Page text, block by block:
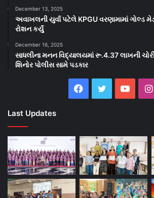
December 13, 2025
અવાખલની યુર્વા પટેલે KPGU વરણામામાં ગોલ્ડ
રોશન કર્યું
December 16, 2025
સાધલીના મનન વિદ્યાલયમાં રૂ.4.37 લાખની
શિનોર પોલીસ સામે પડકાર
Facebook
Twitter
Last Updates